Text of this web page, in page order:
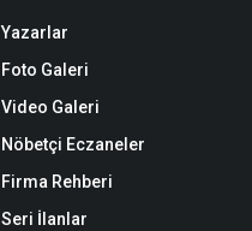
Yazarlar
Foto Galeri
Video Galeri
Nöbetçi Eczaneler
Firma Rehberi
Seri İlanlar